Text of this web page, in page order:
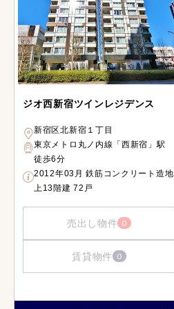
ジオ西新宿ツインレジデンス
新宿区北新宿１丁目
東京メトロ丸ノ内線「西新宿」駅
徒歩6分
2012年03月 鉄筋コンクリート造地
上13階建 72戸
売出し物件 0
賃貸物件 0